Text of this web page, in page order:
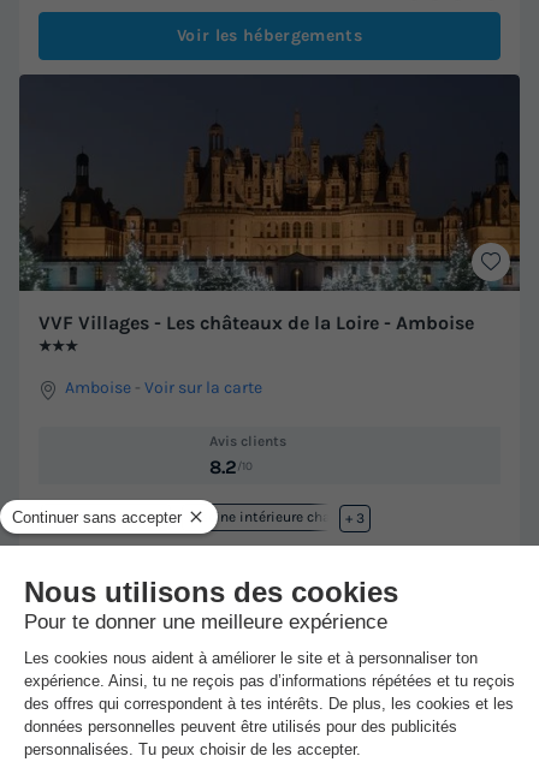
Voir les hébergements
VVF Villages - Les châteaux de la Loire - Amboise
★★★
Amboise -Voir sur la carte
Avis clients
8.2/10
Point Wifi gratuit Piscine intérieure chauffée
+ 3
GÎTE 5 personnesMeilleur prix pour 7 nuits
490 € 441 € -10%
d'économie
Voir les hébergements